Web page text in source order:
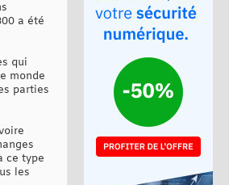
a été
qui
monde
parties
ce type
les